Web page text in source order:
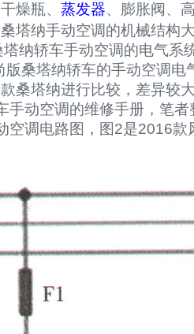
燥瓶、 蒸发器、膨胀阀、
塔纳手动空调的机械结构
纳轿车手动空调的电气系
桑塔纳轿车的手动空调电
桑塔纳进行比较，差异较
手动空调的维修手册，笔
空调电路图，图2是2016